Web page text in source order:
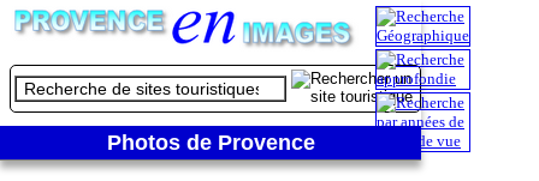
Photos de Provence